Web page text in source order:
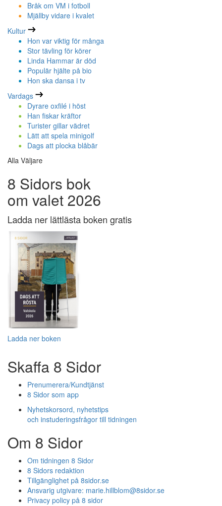
Bråk om VM i fotboll
Mjällby vidare i kvalet
Kultur
Hon var viktig för många
Stor tävling för körer
Linda Hammar är död
Populär hjälte på bio
Hon ska dansa i tv
Vardags
Dyrare oxfilé i höst
Han fiskar kräftor
Turister gillar vädret
Lätt att spela minigolf
Dags att plocka blåbär
Alla Väljare
8 Sidors bok
om valet 2026
Ladda ner lättlästa boken gratis
Ladda ner boken
Skaffa 8 Sidor
Prenumerera/Kundtjänst
8 Sidor som app
Nyhetskorsord, nyhetstips
och instuderingsfrågor till tidningen
Om 8 Sidor
Om tidningen 8 Sidor
8 Sidors redaktion
Tillgänglighet på 8sidor.se
Ansvarig utgivare: marie.hillblom@8sidor.se
Privacy policy på 8 sidor